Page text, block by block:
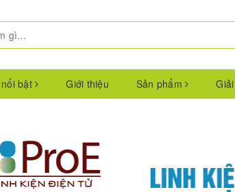
bật Giới thiệu Sản phẩm